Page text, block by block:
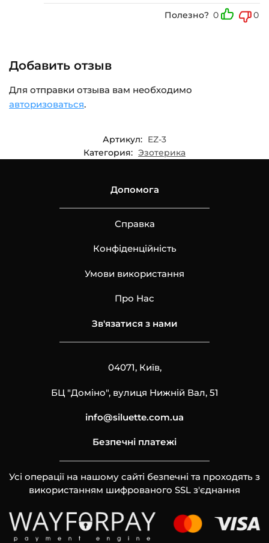
Полезно? 0 0
Добавить отзыв
Для отправки отзыва вам необходимо
авторизоваться.
Артикул: EZ-3
Категория: Эзотерика
Допомога
Справка
Конфіденційність
Умови використання
Про Нас
Зв'язатися з нами
04071, Київ,
БЦ "Доміно", вулиця Нижній Вал, 51
info@siluette.com.ua
Безпечні платежі
Усі операції на нашому сайті безпечні та проходять з
використанням шифрованого SSL з'єднання